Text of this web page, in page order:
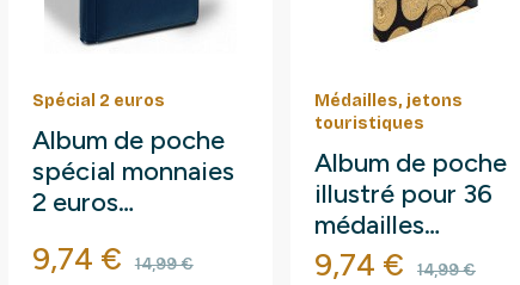
Spécial 2 euros
Album de poche
spécial monnaies
2 euros
Prix
9,74 € Prix de base
14,99 €
Médailles, jetons
touristiques
Album de poche
illustré pour 36
médailles
touristiques.
Prix
9,74 € Prix de
14,99 €